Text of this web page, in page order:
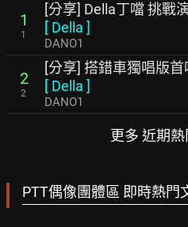
1
1
[分享] Della丁噹 挑戰
[ Della ]
DANO1
2
2
[分享] 搭錯車獨唱版
[ Della ]
DANO1
更多 近期熱
PTT偶像團體區 即時熱門